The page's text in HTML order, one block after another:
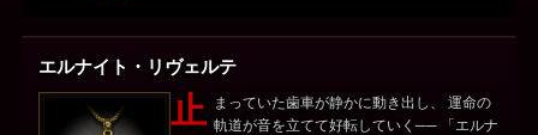
エルナイト・リヴェルテ
止 まっていた歯車が静かに動き出し、 運命の
軌道が音を立てて好転していく── 「エルナ